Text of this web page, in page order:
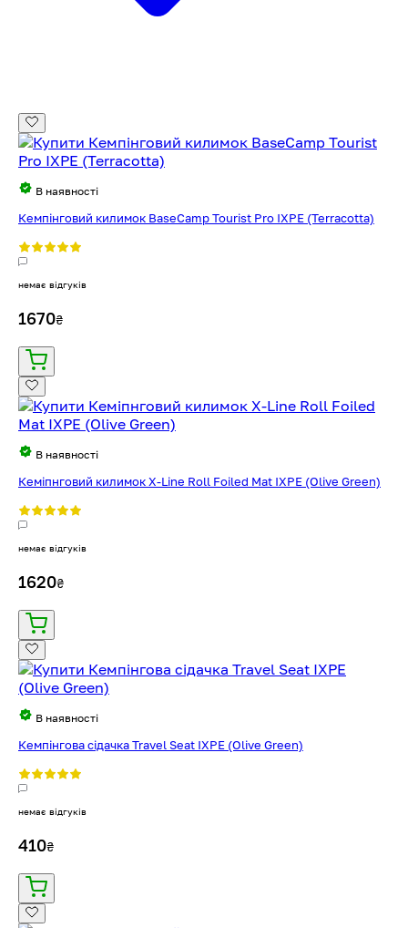
В наявності
Кемпінговий килимок BaseCamp Tourist Pro IXPE (Terracotta)
немає відгуків
1670₴
В наявності
Кеміпнговий килимок X-Line Roll Foiled Mat IXPE (Olive Green)
немає відгуків
1620₴
В наявності
Кемпінгова сідачка Travel Seat IXPE (Olive Green)
немає відгуків
410₴